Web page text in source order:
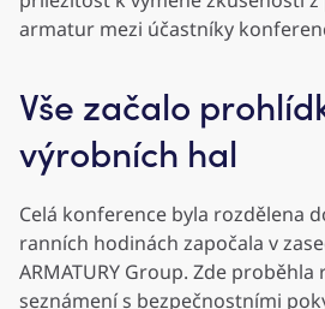
armatur mezi účastníky
Vše začalo
výrobních hal
Celá konference byla rozdělena
ranních hodinách započala v
ARMATURY Group. Zde proběhla
seznámení s bezpečnostními